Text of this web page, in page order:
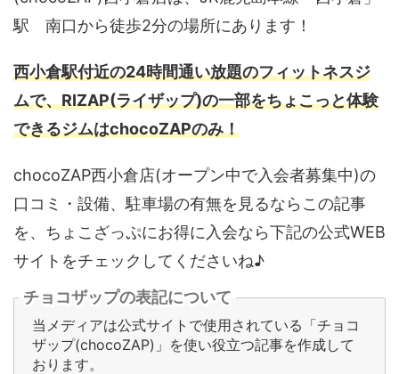
駅 南口から徒歩2分の場所にあります！
西小倉駅付近の24時間通い放題のフィットネスジ
ムで、RIZAP(ライザップ)の一部をちょこっと体験
できるジムはchocoZAPのみ！
chocoZAP西小倉店(オープン中で入会者募集中)の
口コミ・設備、駐車場の有無を見るならこの記事
を、ちょこざっぷにお得に入会なら下記の公式WEB
サイトをチェックしてくださいね♪
チョコザップの表記について
当メディアは公式サイトで使用されている「チョコ
ザップ(chocoZAP)」を使い役立つ記事を作成して
おります。